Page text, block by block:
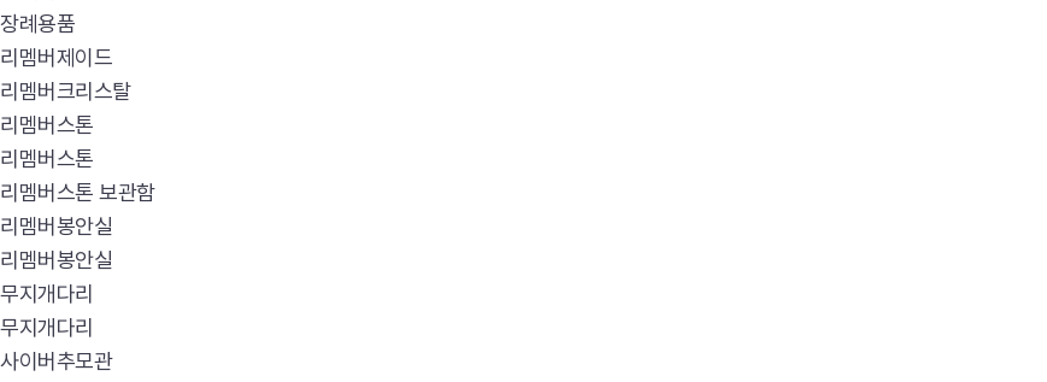
장례용품
리멤버제이드
리멤버크리스탈
리멤버스톤
리멤버스톤
리멤버스톤 보관함
리멤버봉안실
리멤버봉안실
무지개다리
무지개다리
사이버추모관